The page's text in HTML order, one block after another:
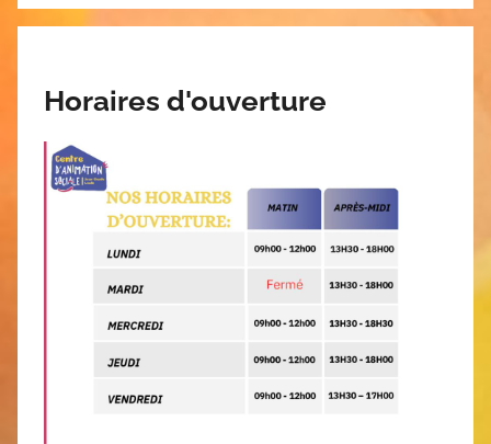
Horaires d'ouverture